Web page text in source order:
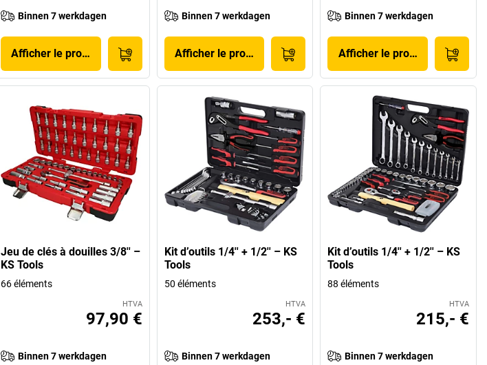
Binnen 7 werkdagen
Afficher le produit
Binnen 7 werkdagen
Afficher le produit
Binnen 7 werkdagen
Afficher le produit
Jeu de clés à douilles 3/8'' –
KS Tools
66 éléments
HTVA
97,90 €
Binnen 7 werkdagen
Kit d’outils 1/4'' + 1/2'' – KS
Tools
50 éléments
HTVA
253,- €
Binnen 7 werkdagen
Kit d’outils 1/4'' + 1/2'' – KS
Tools
88 éléments
HTVA
215,- €
Binnen 7 werkdagen